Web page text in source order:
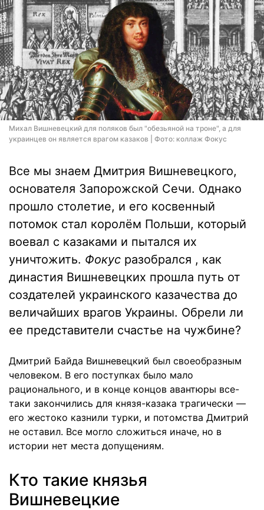
Михал Вишневецкий для поляков был "обезьяной на троне", а для
украинцев он является врагом казаков | Фото: коллаж Фокус
Все мы знаем Дмитрия Вишневецкого,
основателя Запорожской Сечи. Однако
прошло столетие, и его косвенный
потомок стал королём Польши, который
воевал с казаками и пытался их
уничтожить. Фокус разобрался , как
династия Вишневецких прошла путь от
создателей украинского казачества до
величайших врагов Украины. Обрели ли
ее представители счастье на чужбине?
Дмитрий Байда Вишневецкий был своеобразным
человеком. В его поступках было мало
рационального, и в конце концов авантюры все-
таки закончились для князя-казака трагически —
его жестоко казнили турки, и потомства Дмитрий
не оставил. Все могло сложиться иначе, но в
истории нет места допущениям.
Кто такие князья
Вишневецкие